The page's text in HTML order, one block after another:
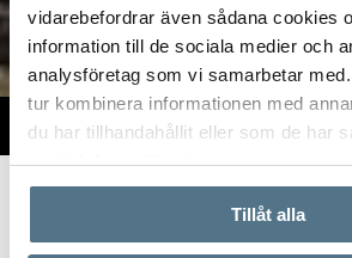
vidarebefordrar även sådana cookies
information till de sociala medier och
analysföretag som vi samarbetar
tur kombinera informationen med
du har tillhandahållit eller som de har
använt deras tjänster.
Tillåt alla
TILL SALU VI PÅ KONTORET